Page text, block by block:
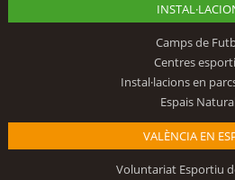
Camps de
Centres
Instal·lacions en
Espais
VALÈNCIA EN
Voluntariat Esportiu